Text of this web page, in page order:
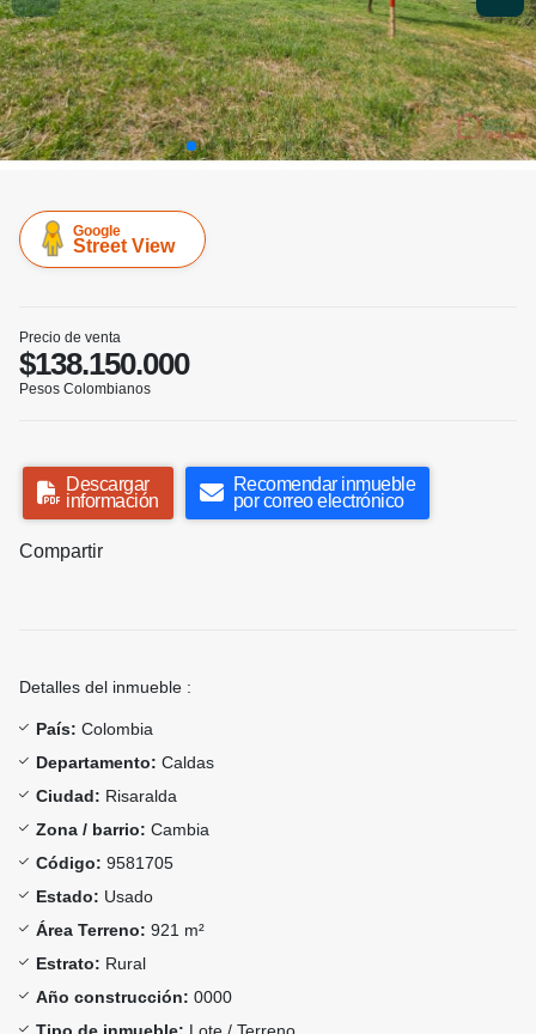
Google
Street View
Precio de venta
$138.150.000
Pesos Colombianos
Descargar
información
Recomendar inmueble
por correo electrónico
Compartir
Detalles del inmueble :
País: Colombia
Departamento: Caldas
Ciudad: Risaralda
Zona / barrio: Cambia
Código: 9581705
Estado: Usado
Área Terreno: 921 m²
Estrato: Rural
Año construcción: 0000